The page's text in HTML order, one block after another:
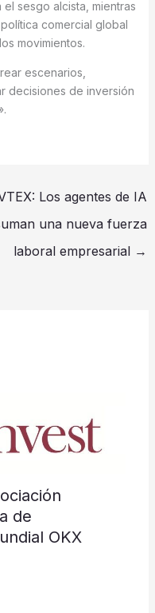
sesgo alcista, mientras
comercial global
movimientos.
escenarios,
decisiones de inversión
Los agentes de IA
una nueva fuerza
laboral empresarial →
de
OKX